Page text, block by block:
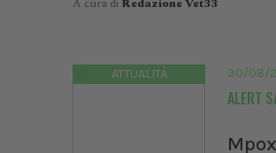
A cura di Redazione Vet33
ATTUALITÀ 30/08/
ALERT